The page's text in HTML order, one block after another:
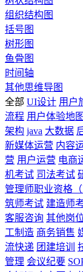
组织结构图
括号图
树形图
鱼骨图
时间轴
其他思维导图
全部 UI设计 用户
流程 用户体验地图
架构 java 大数据
新媒体运营 内容
营 用户运营 电商
机考试 司法考试
管理师职业资格（
筑师考试 建造师
客服咨询 其他岗
工制造 商务销售
流快递 团建培训
管理 会议纪要